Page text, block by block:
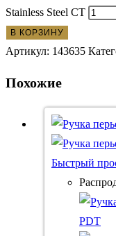
Stainless Steel CT
В КОРЗИНУ
Артикул: 143635
Похожие
Быстрый